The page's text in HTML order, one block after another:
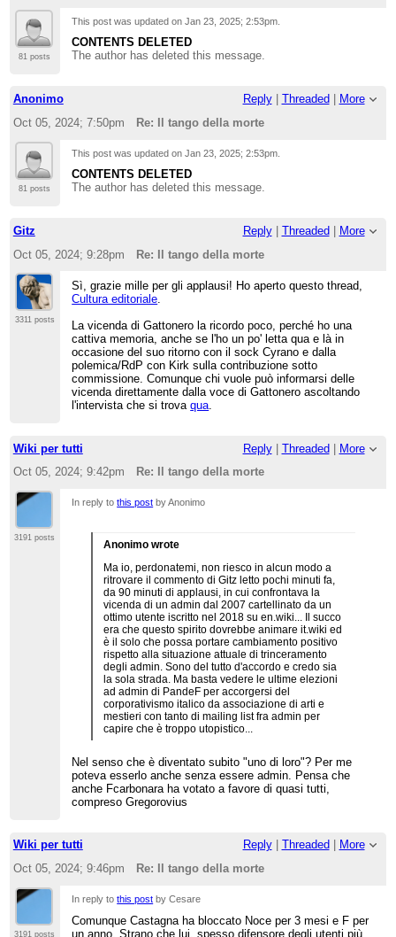
seconda solo a Camelia e Xinstalker.
81 posts
This post was updated onJan 23, 2025; 2:53pm
CONTENTS DELETED
The author has deleted this message.
Anonimo Reply| Threaded
More
Oct 05, 2024; 7:50pm
Re: Il tango della morte
81 posts
This post was updated onJan 23, 2025; 2:53pm
CONTENTS DELETED
The author has deleted this message.
Gitz Reply| Threaded | More
Oct 05, 2024; 9:28pm
Re: Il tango della morte
3311 posts
Sì, grazie mille per gli applausi! Ho aperto questo thread,
Cultura editoriale.
La vicenda di Gattonero la ricordo poco, perché ho una
cattiva memoria, anche se l'ho un po' letta qua e là in
occasione del suo ritorno con il sock Cyrano e dalla
polemica/RdP con Kirk sulla contribuzione sotto
commissione. Comunque chi vuole può informarsi delle
vicenda direttamente dalla voce di Gattonero ascoltando
l'intervista che si trovaqua.
Wiki per tutti Reply| Threaded | More
Oct 05, 2024; 9:42pm
Re: Il tango della morte
3191 posts
In reply tothis post by Anonimo
Anonimo wrote
Ma io, perdonatemi, non riesco in alcun modo a
ritrovare il commento di Gitz letto pochi minuti fa,
da 90 minuti di applausi, in cui confrontava la
vicenda di un admin dal 2007 cartellinato da un
ottimo utente iscritto nel 2018 su en.wiki... Il succo
era che questo spirito dovrebbe animare it.wiki ed
è il solo che possa portare cambiamento positivo
rispetto alla situazione attuale di trinceramento
degli admin. Sono del tutto d'accordo e credo sia
la sola strada. Ma basta vedere le ultime elezioni
ad admin di PandeF per accorgersi del
corporativismo italico da associazione di arti e
mestieri con tanto di mailing list fra admin per
capire che è troppo utopistico...
Nel senso che è diventato subito "uno di loro"? Per me
poteva esserlo anche senza essere admin. Pensa che
anche Fcarbonara ha votato a favore di quasi tutti,
compreso Gregorovius
Wiki per tutti Reply| Threaded
More
Oct 05, 2024; 9:46pm
Re: Il tango della morte
3191 posts
In reply tothis post by Cesare
Comunque Castagna ha bloccato Noce per 3 mesi e F per
un anno. Strano che lui, spesso difensore degli utenti più